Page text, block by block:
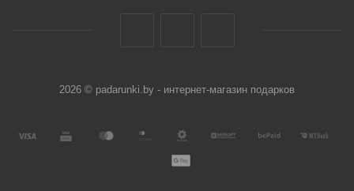
2026 © padarunki.by - интернет-магазин подарков